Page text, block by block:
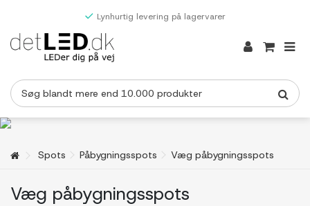
Lynhurtig levering på lagervarer
Spots Påbygningsspots Væg påbygningsspots
Væg påbygningsspots